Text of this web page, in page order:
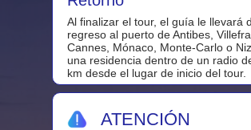
Al finalizar el tour, el guía le llevará
regreso al puerto de Antibes,
Cannes, Mónaco, Monte-Carlo o
una residencia dentro de un radio
km desde el lugar de inicio del tour.
ATENCIÓN